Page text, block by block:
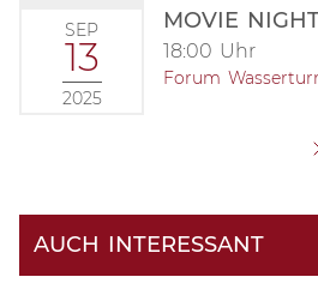
SEP
13
2025
MOVIE
18:00 Uhr
Forum
AUCH INTERESSANT